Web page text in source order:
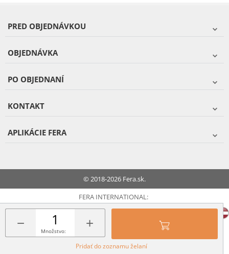
− +
Množstvo:
Pridať do zoznamu želaní
PRED OBJEDNÁVKOU
OBJEDNÁVKA
PO OBJEDNANÍ
KONTAKT
APLIKÁCIE FERA
© 2018-2026 Fera.sk.
FERA INTERNATIONAL: